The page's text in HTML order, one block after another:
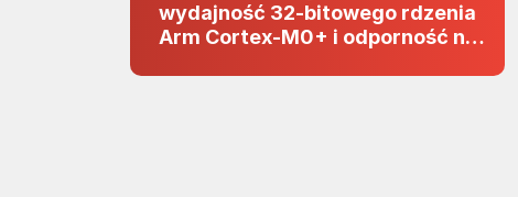
wydajność 32-bitowego rdzenia
Arm Cortex-M0+ i odporność na